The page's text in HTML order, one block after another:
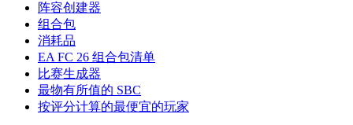
阵容创建器
组合包
消耗品
EA FC 26 组合包清单
比赛生成器
最物有所值的 SBC
按评分计算的最便宜的玩家